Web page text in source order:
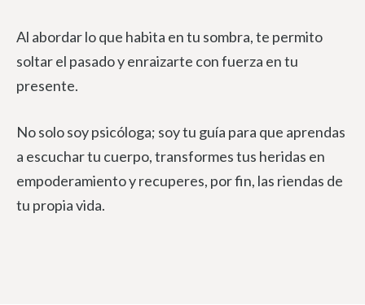
Al abordar lo que habita en tu sombra, te permito
soltar el pasado y enraizarte con fuerza en tu
presente.
No solo soy psicóloga; soy tu guía para que aprendas
a escuchar tu cuerpo, transformes tus heridas en
empoderamiento y recuperes, por fin, las riendas de
tu propia vida.